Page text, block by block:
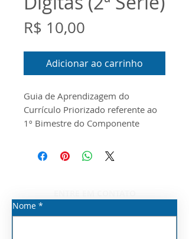
R$ 10,00
Adicionar ao carrinho
Guia de Aprendizagem do
Currículo Priorizado referente ao
1º Bimestre do Componente
para a 2ª Série do Ensino Médio.
O documento foi
disponibilizados pela Seduc/SP
para o ano de 2026.
Nome *